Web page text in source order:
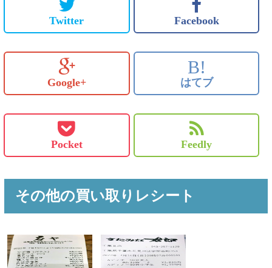
Twitter Facebook
Google+
B!
はてブ
Pocket Feedly
その他の買い取りレシート